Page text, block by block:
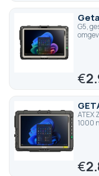
G5,
€
ATEX
1000
€